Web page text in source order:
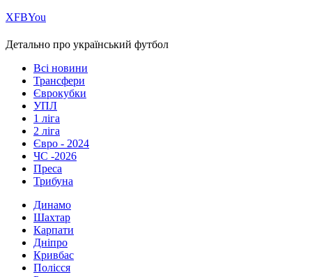
ХFBYou
Детально про український футбол
Всі новини
Трансфери
Єврокубки
УПЛ
1 ліга
2 ліга
Євро - 2024
ЧС -2026
Преса
Трибуна
Динамо
Шахтар
Карпати
Дніпро
Кривбас
Полісся